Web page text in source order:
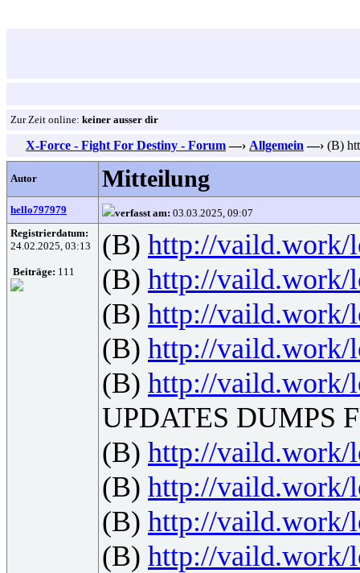
Zur Zeit online: keiner ausser dir
X-Force - Fight For Destiny - Forum —› Allgemein —› (B)
Autor Mitteilung
hello797979 verfasst am: 03.03.2025, 09:07
Registrierdatum:
24.02.2025, 03:13
Beiträge: 111
(B) http://vaild.work/
(B) http://vaild.work/
(B) http://vaild.work/
(B) http://vaild.work/
(B) http://vaild.work/
UPDATES DUMPS
(B) http://vaild.work/
(B) http://vaild.work/
(B) http://vaild.work/
(B) http://vaild.work/